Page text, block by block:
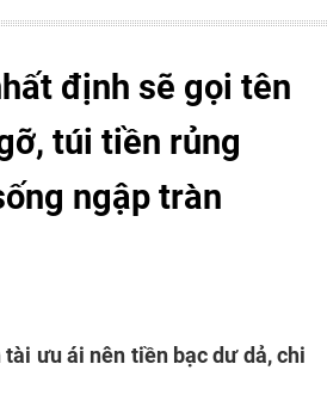
định sẽ gọi tên
túi tiền rủng
ngập tràn
ưu ái nên tiền bạc dư dả, chi